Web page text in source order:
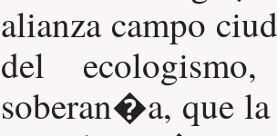
alianza campo
del
soberan�a, que